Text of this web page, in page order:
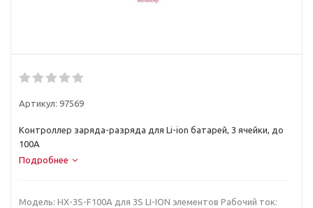
Артикул: 97569
Контроллер заряда-разряда для Li-ion батарей, 3 ячейки, до
100А
Подробнее
Модель: HX-3S-F100A для 3S LI-ION элементов Рабочий ток: